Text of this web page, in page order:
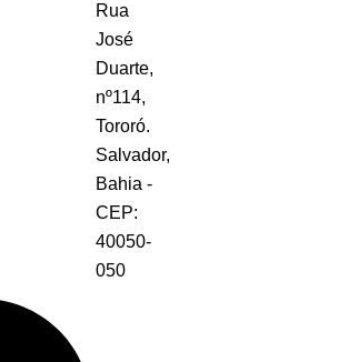
Rua
José
Duarte,
nº114,
Tororó.
Salvador,
Bahia -
CEP:
40050-
050